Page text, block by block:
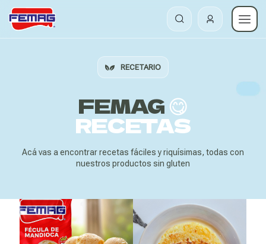
RECETARIO
FEMAG😋
RECETAS
Acá vas a encontrar recetas fáciles y riquísimas, todas con
nuestros productos sin gluten